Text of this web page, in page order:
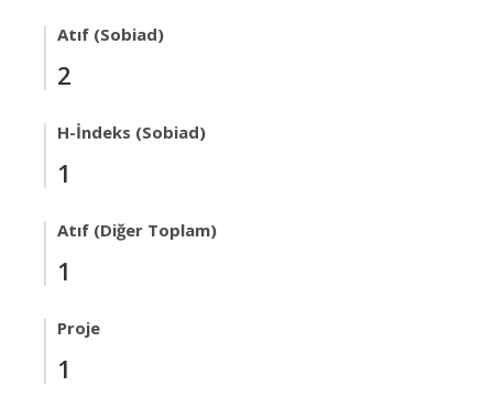
Atıf (Sobiad)
2
H-İndeks (Sobiad)
1
Atıf (Diğer Toplam)
1
Proje
1